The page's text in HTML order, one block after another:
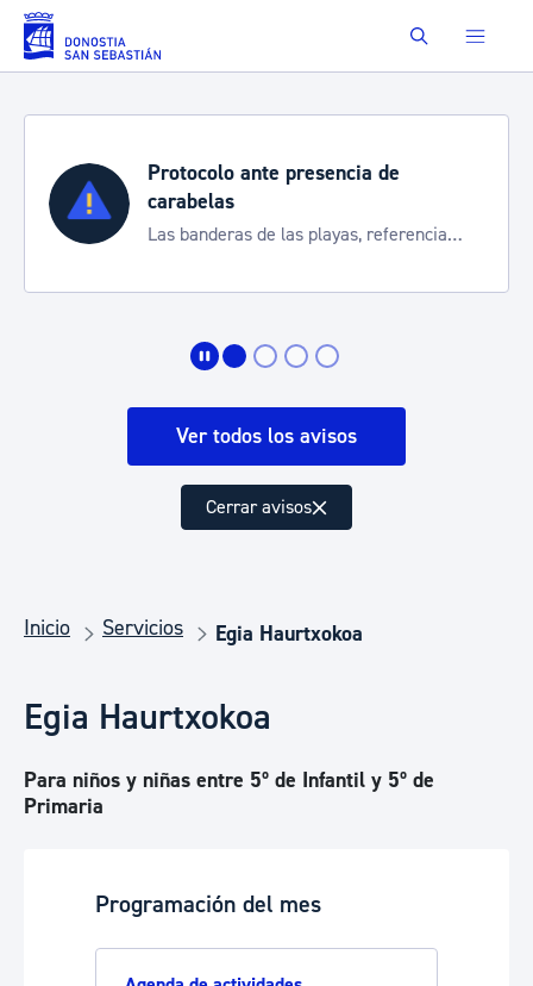
Saltar al contenido principal Buscar
Protocolo ante presencia de
carabelas
Las banderas de las playas, referencia
Ver todos los avisos
Cerrar avisos
Inicio Servicios Egia Haurtxokoa
Egia Haurtxokoa
Para niños y niñas entre 5º de Infantil y 5º de
Primaria
Programación del mes